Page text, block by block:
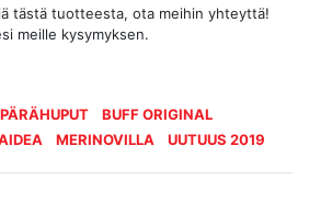
BUFF ORIGINAL
MERINOVILLA UUTUUS 2019
tästä tuotteesta, ota meihin yhteyttä!
meille kysymyksen.